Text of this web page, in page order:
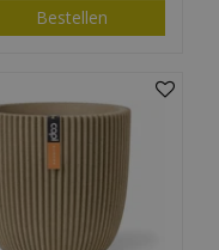
Bestellen